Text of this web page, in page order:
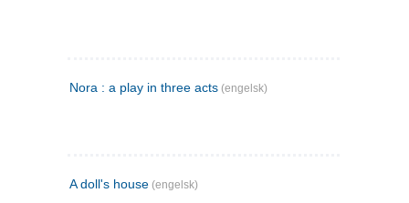
Nora : a play in three acts (engelsk)
A doll's house (engelsk)